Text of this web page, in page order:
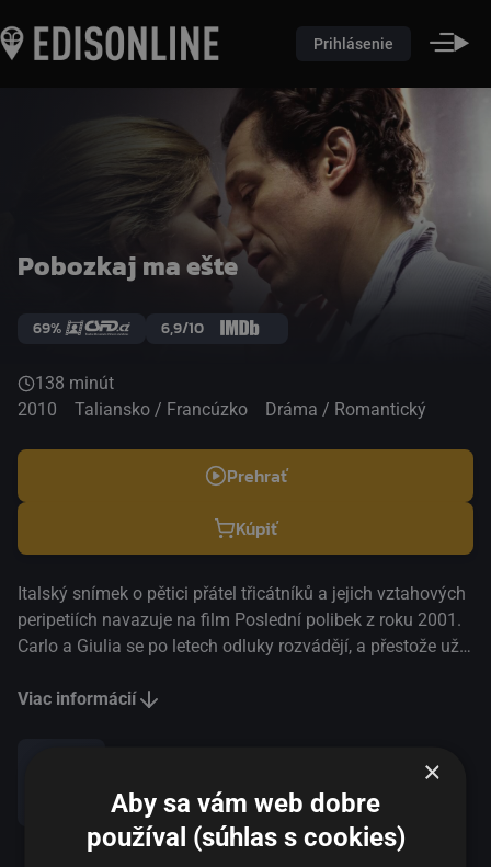
Prihlásenie
Pobozkaj ma ešte
69% 6,9/10
138 minút
2010
Taliansko / Francúzko Dráma / Romantický
Prehrať
Kúpiť
Italský snímek o pětici přátel třicátníků a jejich vztahových
peripetiích navazuje na film Poslední polibek z roku 2001.
Carlo a Giulia se po letech odluky rozvádějí, a přestože už
zapomenout. Paul je v depresi a závislý na lécích, přesto si
ženatý s Veronikou, zpráva o očekávání potomka ho ale
vykolejí. Alberto, který se na konci prvního filmu vrátil ze
společného výletu, se stále chce zbavit všeho, co má pocit,
že ho drtí…
Viac informácií
×
Aby sa vám web dobre
používal (súhlas s cookies)